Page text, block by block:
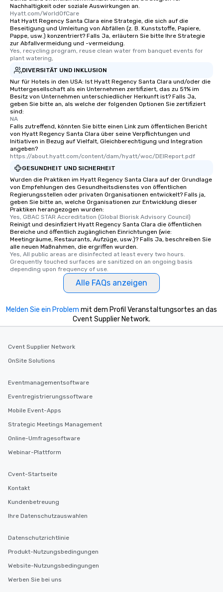
Nachhaltigkeit oder soziale Auswirkungen an.
Hyatt.com/WorldOfCare
Hat Hyatt Regency Santa Clara eine Strategie, die sich auf die
Beseitigung und Umleitung von Abfällen (z. B. Kunststoffe, Papiere,
Pappe, usw.) konzentriert? Falls Ja, erläutern Sie bitte Ihre Strategie
zur Abfallvermeidung und -vermeidung.
Yes, recycling program, reuse clean water from banquet events for
plant watering,
DIVERSITÄT UND INKLUSION
Nur für Hotels in den USA: Ist Hyatt Regency Santa Clara und/oder die
Muttergesellschaft als ein Unternehmen zertifiziert, das zu 51% im
Besitz von Unternehmen unterschiedlicher Herkunft ist? Falls Ja,
geben Sie bitte an, als welche der folgenden Optionen Sie zertifiziert
sind:
NA
Falls zutreffend, könnten Sie bitte einen Link zum öffentlichen Bericht
von Hyatt Regency Santa Clara über seine Verpflichtungen und
Initiativen in Bezug auf Vielfalt, Gleichberechtigung und Integration
angeben?
https://about.hyatt.com/content/dam/hyatt/woc/DEIReport.pdf
GESUNDHEIT UND SICHERHEIT
Wurden die Praktiken im Hyatt Regency Santa Clara auf der Grundlage
von Empfehlungen des Gesundheitsdienstes von öffentlichen
Regierungsstellen oder privaten Organisationen entwickelt? Falls ja,
geben Sie bitte an, welche Organisationen zur Entwicklung dieser
Praktiken herangezogen wurden:
Yes, GBAC STAR Accreditation (Global Biorisk Advisory Council)
Reinigt und desinfiziert Hyatt Regency Santa Clara die öffentlichen
Bereiche und öffentlich zugänglichen Einrichtungen (wie:
Meetingräume, Restaurants, Aufzüge, usw.)? Falls Ja, beschreiben Sie
alle neuen Maßnahmen, die ergriffen wurden.
Yes, All public areas are disinfected at least every two hours.
Grequently touched surfaces are sanitized on an ongoing basis
depending upon frequency of use.
Alle FAQs anzeigen
Melden Sie ein Problem mit dem Profil Veranstaltungsortes an das
Cvent Supplier Network.
Cvent Supplier Network
OnSite Solutions
Eventmanagementsoftware
Eventregistrierungssoftware
Mobile Event-Apps
Strategic Meetings Management
Online-Umfragesoftware
Webinar-Plattform
Cvent-Startseite
Kontakt
Kundenbetreuung
Ihre Datenschutzauswahlen
Datenschutzrichtlinie
Produkt-Nutzungsbedingungen
Website-Nutzungsbedingungen
Werben Sie bei uns